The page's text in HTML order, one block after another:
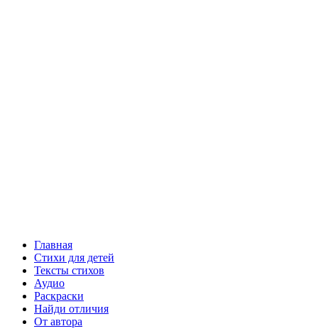
Главная
Стихи для детей
Тексты стихов
Аудио
Раскраски
Найди отличия
От автора